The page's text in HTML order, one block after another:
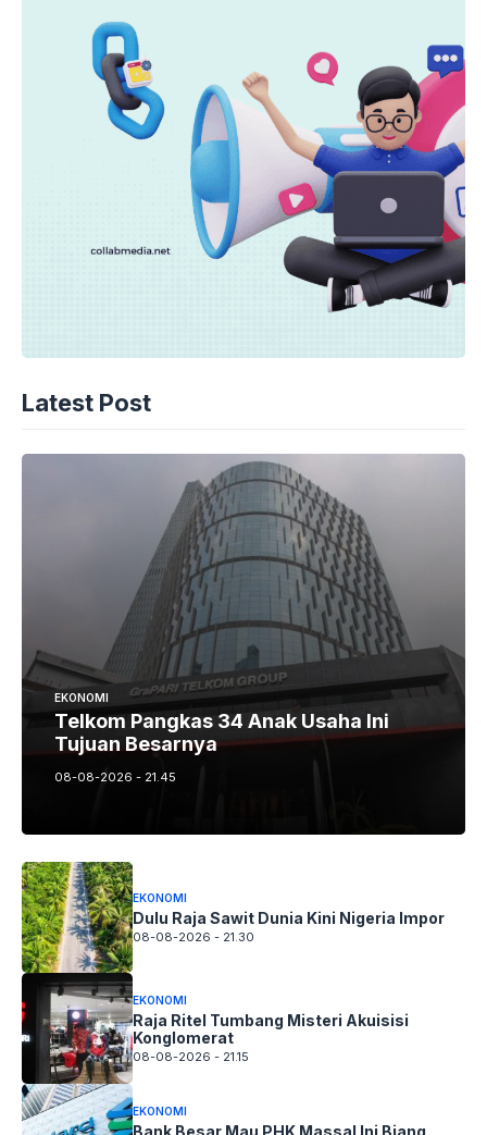
Latest Post
EKONOMI
Telkom Pangkas 34 Anak Usaha Ini
Tujuan Besarnya
08-08-2026 - 21.45
EKONOMI
Dulu Raja Sawit Dunia Kini Nigeria Impor
08-08-2026 - 21.30
EKONOMI
Raja Ritel Tumbang Misteri Akuisisi
Konglomerat
08-08-2026 - 21.15
EKONOMI
Bank Besar Mau PHK Massal Ini Biang